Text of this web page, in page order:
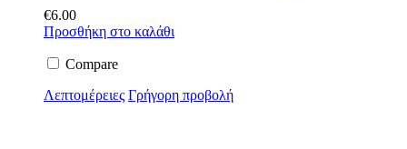
€6.00
Προσθήκη στο καλάθι
Compare
Λεπτομέρειες Γρήγορη προβολή